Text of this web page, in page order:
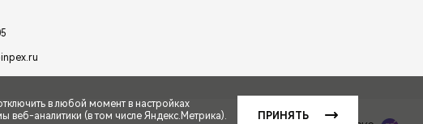
в любой момент в настройках
веб-аналитики (в том числе Яндекс.Метрика).
ПРИНЯТЬ